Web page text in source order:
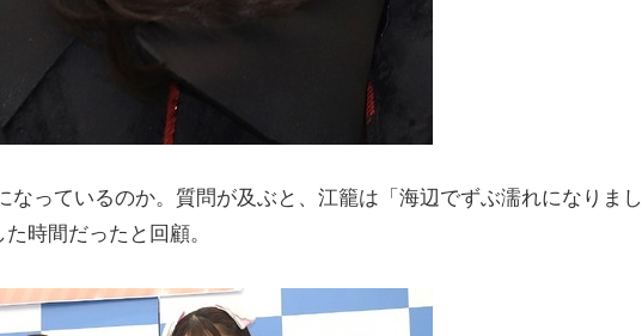
っているのか。質問が及ぶと、江籠は「海辺でずぶ濡れになりまし
時間だったと回顧。